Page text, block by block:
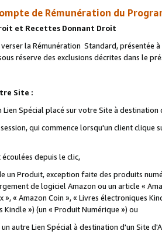
de Rémunération du
et Recettes Donnant Droit
la Rémunération Standard, présentée
réserve des exclusions décrites dans le
Site :
Spécial placé sur votre Site à destination
qui commence lorsqu'un client
depuis le clic,
Produit, exception faite des produits
de logiciel Amazon ou un article «
», « Amazon Coin », « Livres électroniques
Kindle ») (un « Produit Numérique ») ou
autre Lien Spécial à destination d'un Site